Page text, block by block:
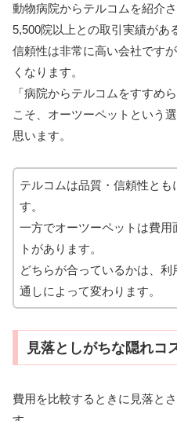
動物病院からテルコムを紹介
5,500院以上との取引実績があ
信頼性は非常に高い会社です
くなります。
「病院からテルコムをすすめ
こそ、オーツーペットという
思います。
テルコムは品質・信頼性とも
す。
一方でオーツーペットは費用
トがあります。
どちらが合っているかは、利
通しによって変わります。
見落としがちな隠れコ
費用を比較するときに見落と